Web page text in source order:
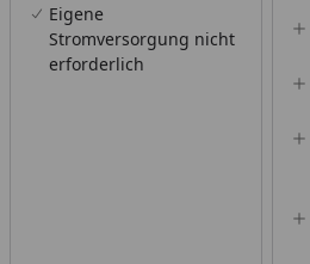
Eigene
Stromversorgung nicht
erforderlich